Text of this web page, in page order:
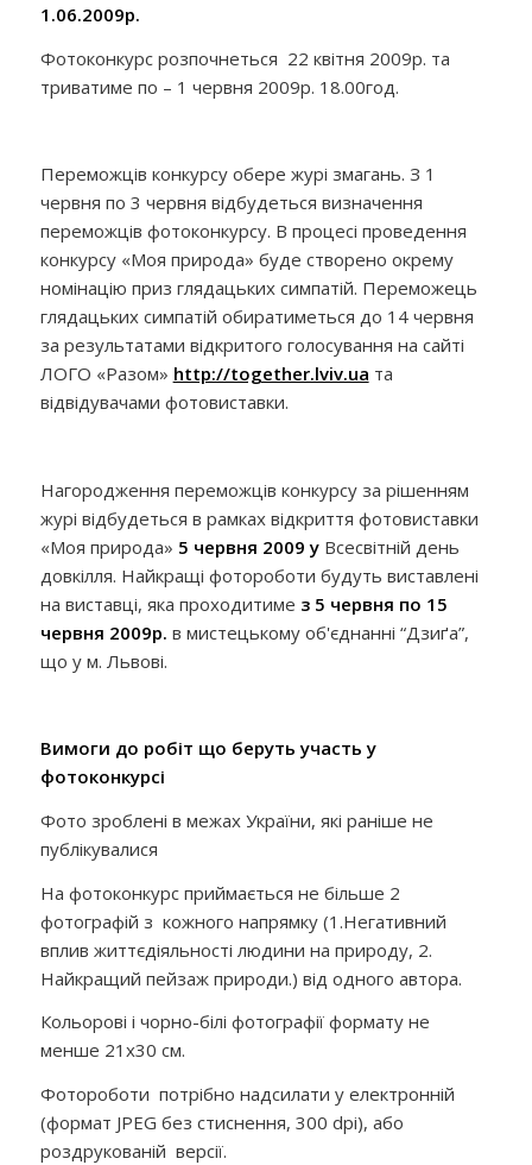
1.06.2009р.
Фотоконкурс розпочнеться 22 квітня 2009р. та
триватиме по – 1 червня 2009р. 18.00год.
Переможців конкурсу обере журі змагань. З 1
червня по 3 червня відбудеться визначення
переможців фотоконкурсу. В процесі проведення
конкурсу «Моя природа» буде створено окрему
номінацію приз глядацьких симпатій. Переможець
глядацьких симпатій обиратиметься до 14 червня
за результатами відкритого голосування на сайті
ЛОГО «Разом» http://together.lviv.ua та
відвідувачами фотовиставки.
Нагородження переможців конкурсу за рішенням
журі відбудеться в рамках відкриття фотовиставки
«Моя природа» 5 червня 2009 уВсесвітній день
довкілля. Найкращі фотороботи будуть виставлені
на виставці, яка проходитиме з 5 червня по 15
червня 2009р. в мистецькому об'єднанні “Дзиґа”,
що у м. Львові.
Вимоги до робіт що беруть участь у
фотоконкурсі
Фото зроблені в межах України, які раніше не
публікувалися
На фотоконкурс приймається не більше 2
фотографій з кожного напрямку (1.Негативний
вплив життєдіяльності людини на природу, 2.
Найкращий пейзаж природи.) від одного автора.
Кольорові і чорно-білі фотографії формату не
менше 21х30 см.
Фотороботи потрібно надсилати у електронній
(формат JPEG без стиснення, 300 dpi), або
роздрукованій версії.